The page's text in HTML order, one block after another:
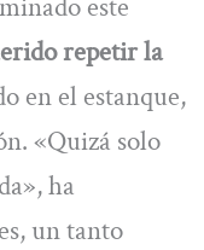
repetir la
en el estanque,
«Quizá solo
ha
un tanto